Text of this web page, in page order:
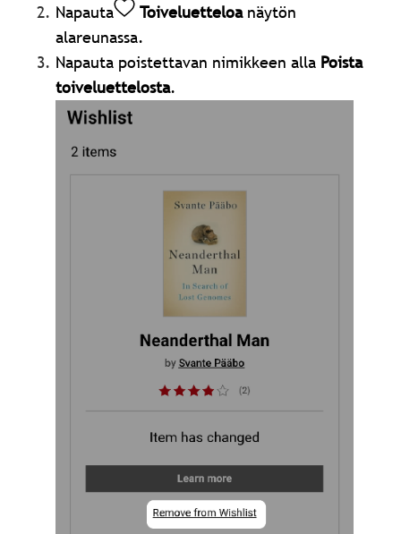
Napauta
Toiveluetteloa näytön
alareunassa.
Napauta poistettavan nimikkeen alla Poista
toiveluettelosta.